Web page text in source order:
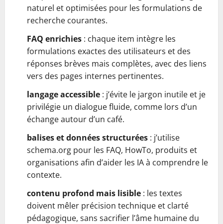
naturel et optimisées pour les formulations de
recherche courantes.
FAQ enrichies : chaque item intègre les
formulations exactes des utilisateurs et des
réponses brèves mais complètes, avec des liens
vers des pages internes pertinentes.
langage accessible : j’évite le jargon inutile et je
privilégie un dialogue fluide, comme lors d’un
échange autour d’un café.
balises et données structurées : j’utilise
schema.org pour les FAQ, HowTo, produits et
organisations afin d’aider les IA à comprendre le
contexte.
contenu profond mais lisible : les textes
doivent mêler précision technique et clarté
pédagogique, sans sacrifier l’âme humaine du